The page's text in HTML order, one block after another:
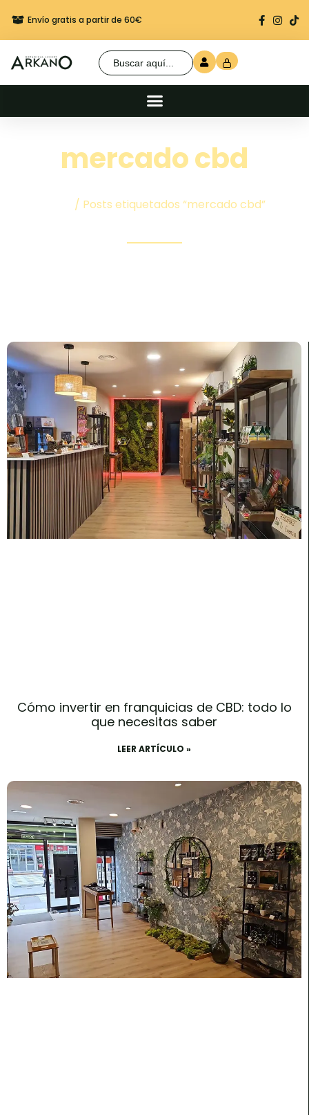
Envío gratis a partir de 60€ Regalo seguro en cada
Buscar:
mercado cbd
/ Posts etiquetados “mercado cbd”
Cómo invertir en franquicias de CBD: todo lo
que necesitas saber
LEER ARTÍCULO »